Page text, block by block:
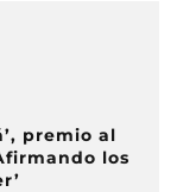
premio al
los